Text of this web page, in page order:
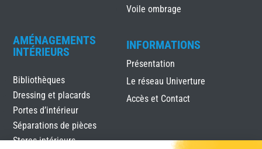
Voile ombrage
AMÉNAGEMENTS
INTÉRIEURS
Bibliothèques
Dressing et placards
Portes d’intérieur
Séparations de pièces
Stores intérieurs
INFORMATIONS
Présentation
Le réseau Univerture
Accès et Contact